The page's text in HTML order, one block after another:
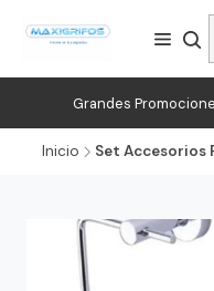
Grandes
Inicio Set Accesorios